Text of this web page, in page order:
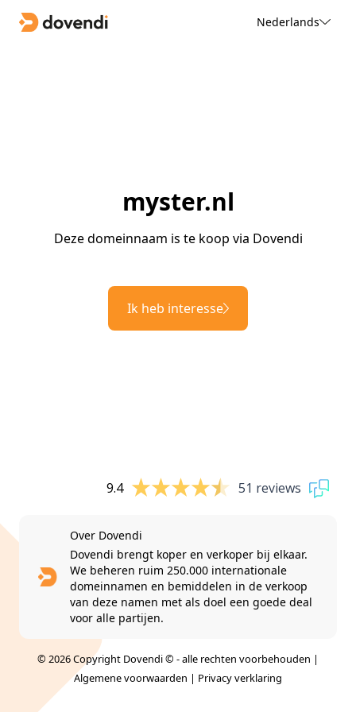
Nederlands
myster.nl
Deze domeinnaam is te koop via Dovendi
Ik heb interesse
9.4 51 reviews
Over Dovendi
Dovendi brengt koper en verkoper bij elkaar.
We beheren ruim 250.000 internationale
domeinnamen en bemiddelen in de verkoop
van deze namen met als doel een goede deal
voor alle partijen.
© 2026 Copyright Dovendi © - alle rechten voorbehouden |
Algemene voorwaarden | Privacy verklaring